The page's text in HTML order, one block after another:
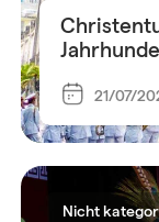
21/07/
Nicht